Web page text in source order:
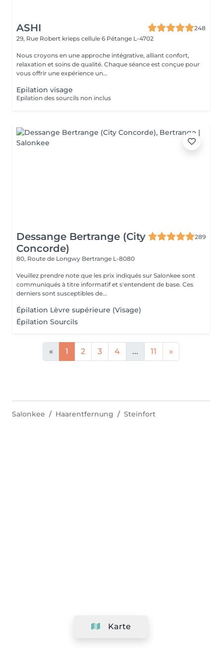
ASHI
248
29, Rue Robert krieps cellule 6 Pétange L-4702
Nous croyons en une approche intégrative, alliant confort,
relaxation et soins de qualité. Chaque séance est conçue pour
vous offrir une expérience un...
Epilation visage
Epilation des sourcils non inclus
Dessange Bertrange (City
Concorde)
289
80, Route de Longwy Bertrange L-8080
Veuillez prendre note que les prix indiqués sur Salonkee sont
communiqués à titre informatif et s'entendent de base. Ces
derniers sont susceptibles de...
Épilation Lèvre supérieure (Visage)
Épilation Sourcils
« 1 2 3 4 ... 11 »
Karte
Salonkee Haarentfernung Steinfort